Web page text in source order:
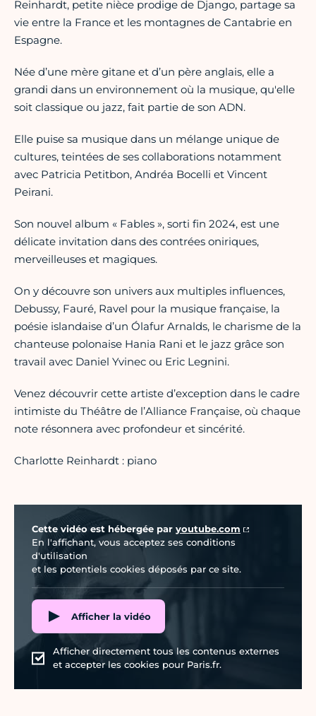
Reinhardt, petite nièce prodige de Django, partage sa
vie entre la France et les montagnes de Cantabrie en
Espagne.
Née d’une mère gitane et d’un père anglais, elle a
grandi dans un environnement où la musique, qu'elle
soit classique ou jazz, fait partie de son ADN.
Elle puise sa musique dans un mélange unique de
cultures, teintées de ses collaborations notamment
avec Patricia Petitbon, Andréa Bocelli et Vincent
Peirani.
Son nouvel album « Fables », sorti fin 2024, est une
délicate invitation dans des contrées oniriques,
merveilleuses et magiques.
On y découvre son univers aux multiples influences,
Debussy, Fauré, Ravel pour la musique française, la
poésie islandaise d’un Ólafur Arnalds, le charisme de la
chanteuse polonaise Hania Rani et le jazz grâce son
travail avec Daniel Yvinec ou Eric Legnini.
Venez découvrir cette artiste d’exception dans le cadre
intimiste du Théâtre de l’Alliance Française, où chaque
note résonnera avec profondeur et sincérité.
Charlotte Reinhardt : piano
Vidéo Youtube
Cette vidéo est hébergée par youtube.com
En l'affichant, vous acceptez ses conditions
d'utilisation
et les potentiels cookies déposés par ce site.
Afficher la vidéo
Afficher directement tous les contenus externes
et accepter les cookies pour Paris.fr.